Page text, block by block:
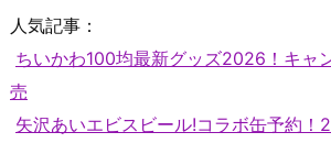
人気記事：
ちいかわ100均最新グッズ2026！キャ
売
矢沢あいエビスビール!コラボ缶予約